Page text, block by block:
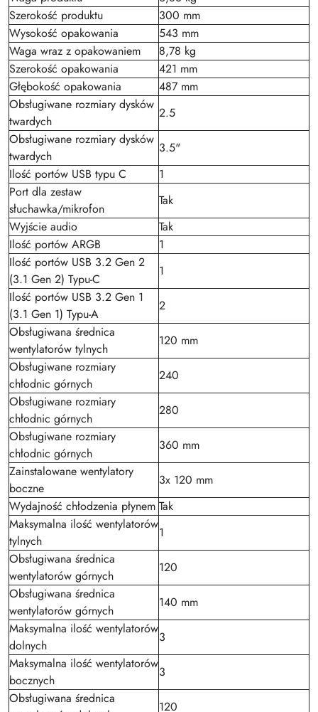
Szerokość produktu
300 mm
Wysokość opakowania
543 mm
Waga wraz z opakowaniem
8,78 kg
Szerokość opakowania
421 mm
Głębokość opakowania
487 mm
Obsługiwane rozmiary dysków
twardych
2.5
Obsługiwane rozmiary dysków
twardych
3.5"
Ilość portów USB typu C
1
Port dla zestaw
słuchawka/mikrofon
Tak
Wyjście audio
Tak
Ilość portów ARGB
1
Ilość portów USB 3.2 Gen 2
(3.1 Gen 2) Typu-C
1
Ilość portów USB 3.2 Gen 1
(3.1 Gen 1) Typu-A
2
Obsługiwana średnica
wentylatorów tylnych
120 mm
Obsługiwane rozmiary
chłodnic górnych
240
Obsługiwane rozmiary
chłodnic górnych
280
Obsługiwane rozmiary
chłodnic górnych
360 mm
Zainstalowane wentylatory
boczne
3x 120 mm
Wydajność chłodzenia płynem Tak
Maksymalna ilość wentylatorów
tylnych
1
Obsługiwana średnica
wentylatorów górnych
120
Obsługiwana średnica
wentylatorów górnych
140 mm
Maksymalna ilość wentylatorów
dolnych
3
Maksymalna ilość wentylatorów
bocznych
3
Obsługiwana średnica
120